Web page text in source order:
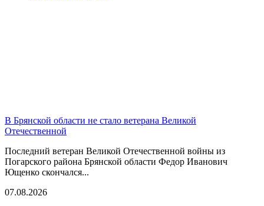
В Брянской области не стало ветерана Великой
Отечественной
Последний ветеран Великой Отечественной войны из
Погарского района Брянской области Федор Иванович
Ющенко скончался...
07.08.2026